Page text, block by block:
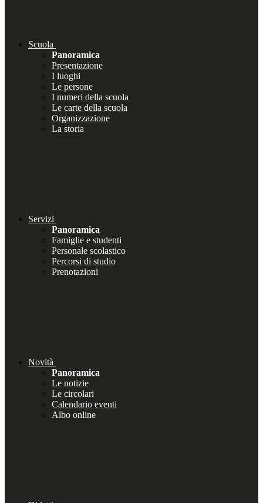
Scuola
Panoramica
Presentazione
I luoghi
Le persone
I numeri della scuola
Le carte della scuola
Organizzazione
La storia
Servizi
Panoramica
Famiglie e studenti
Personale scolastico
Percorsi di studio
Prenotazioni
Novità
Panoramica
Le notizie
Le circolari
Calendario eventi
Albo online